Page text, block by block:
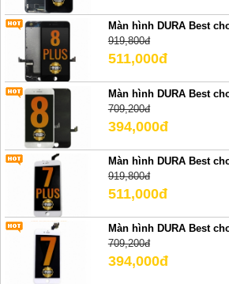
Màn hình DURA Best
919,800đ
511,000đ
Màn hình DURA Best
709,200đ
394,000đ
Màn hình DURA Best
919,800đ
511,000đ
Màn hình DURA Best
709,200đ
394,000đ